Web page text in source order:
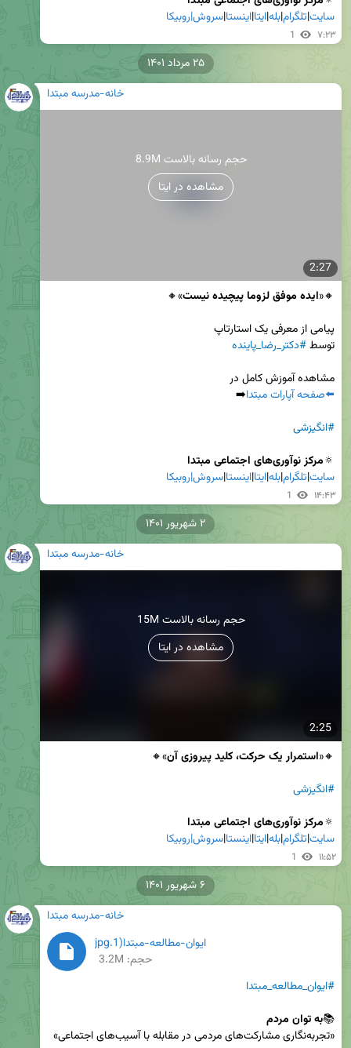
سایت|تلگرام|بله|ایتا|اینستا|سروش|روبیکا
1 ۷:۲۳
خانه-مدرسه مبتدا
2:27
8.9M حجم رسانه بالاست
مشاهده در ایتا
🔸«ایده موفق لزوما پیچیده نیست
توسط #دکتر_رضا_پاینده
مشاهده آموزش کامل در
⬅️صفحه آپارات مبتدا
#انگیزشی
🔅مرکز نوآوری‌های اجتماعی مبتدا
سایت|تلگرام|بله|ایتا|اینستا|سروش|روبیکا
1 ۱۴:۴۳
۲۵ مرداد ۱۴۰۱
خانه-مدرسه مبتدا
2:25
15M حجم رسانه بالاست
مشاهده در ایتا
🔸«استمرار یک حرکت، کلید پیروزی آن
#انگیزشی
🔅مرکز نوآوری‌های اجتماعی مبتدا
سایت|تلگرام|بله|ایتا|اینستا|سروش|روبیکا
1 ۱۱:۵۲
۲ شهریور ۱۴۰۱
خانه-مدرسه مبتدا
ایوان-مطالعه-مبتدا(1.jpg
حجم: 3.2M
#ایوان_مطالعه_مبتدا
📚به توان مردم
۶ شهریور ۱۴۰۱